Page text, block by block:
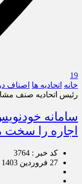
19
خانه اتحادیه ها اصناف
رئیس اتحادیه صنف
سامانه
اجاره را سخت
کد خبر : 3764
27 فروردین 1403 - 9:49